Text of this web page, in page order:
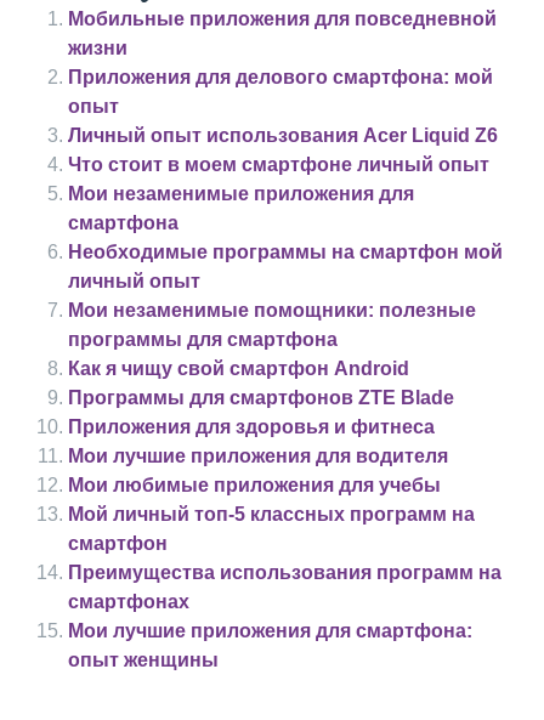
Мобильные приложения для повседневной
жизни
Приложения для делового смартфона: мой
опыт
Личный опыт использования Acer Liquid Z6
Что стоит в моем смартфоне личный опыт
Мои незаменимые приложения для
смартфона
Необходимые программы на смартфон мой
личный опыт
Мои незаменимые помощники: полезные
программы для смартфона
Как я чищу свой смартфон Android
Программы для смартфонов ZTE Blade
Приложения для здоровья и фитнеса
Мои лучшие приложения для водителя
Мои любимые приложения для учебы
Мой личный топ-5 классных программ на
смартфон
Преимущества использования программ на
смартфонах
Мои лучшие приложения для смартфона:
опыт женщины